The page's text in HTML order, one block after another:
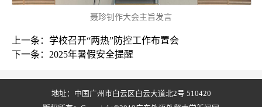
聂珍钊作大会主旨发言
上一条：学校召开“两热”防控工作布置会
下一条：2025年暑假安全提醒
地址：中国广州市白云区白云大道北2号 510420